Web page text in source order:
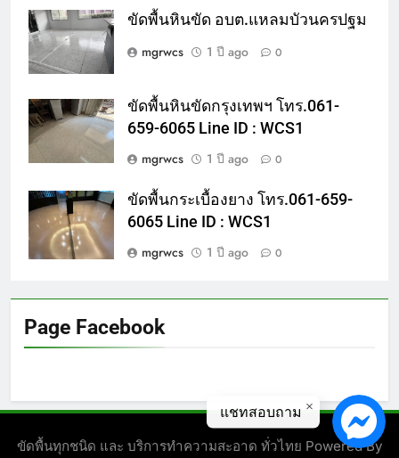
ขัดพื้นหินขัด อบต.แหลมบัวนครปฐม
mgrwcs
1 ปี ago 0
ขัดพื้นหินขัดกรุงเทพฯ โทร.061-
659-6065 Line ID : WCS1
mgrwcs
1 ปี ago 0
ขัดพื้นกระเบื้องยาง โทร.061-659-
6065 Line ID : WCS1
mgrwcs
1 ปี ago 0
Page Facebook
ขัดพื้นทุกชนิด และ บริการทำความสะอาด ทั่วไทย Powered By
แชทสอบถาม